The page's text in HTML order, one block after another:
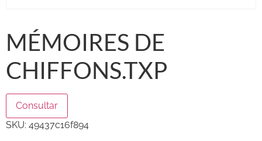
MÉMOIRES DE
CHIFFONS.TXP
Consultar
SKU: 49437c16f894